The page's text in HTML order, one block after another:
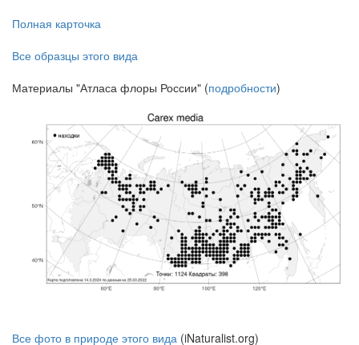
Полная карточка
Все образцы этого вида
Материалы "Атласа флоры России" (подробности)
Все фото в природе этого вида (iNaturalist.org)